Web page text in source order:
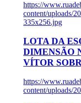
https://
content/uploads/
335x256.jpg
LOTA DA
DIMENSÃO
VÍTOR
https://
content/uploads/